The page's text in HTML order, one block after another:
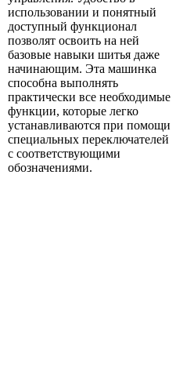
использовании и понятный
доступный функционал
позволят освоить на ней
базовые навыки шитья даже
начинающим. Эта машинка
способна выполнять
практически все необходимые
функции, которые легко
устанавливаются при помощи
специальных переключателей
с соответствующими
обозначениями.